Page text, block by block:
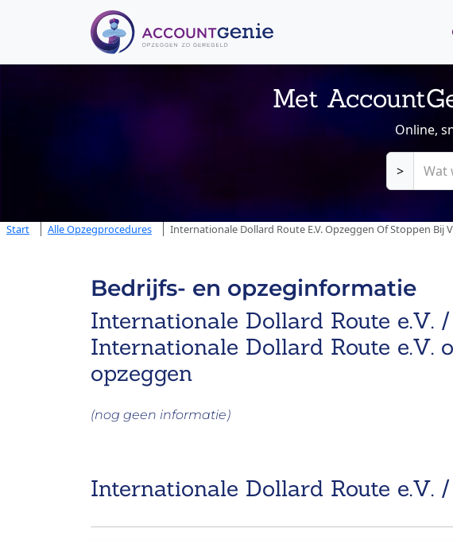
Met
Online,
>
Start Alle Opzegprocedures Internationale Dollard Route E.V. Opzeggen Of Stoppen Bij
Bedrijfs- en opzeginformatie
Internationale Dollard Route e.V. /
Internationale Dollard Route e.V.
opzeggen
(nog geen informatie)
Internationale Dollard Route e.V.